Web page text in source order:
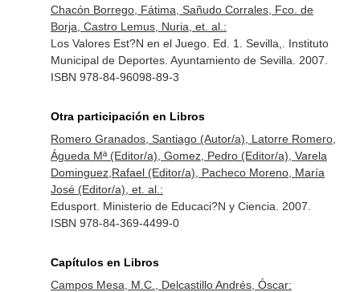
Chacón Borrego, Fátima, Sañudo Corrales, Fco. de
Borja, Castro Lemus, Nuria, et. al.:
Los Valores Est?N en el Juego. Ed. 1. Sevilla,. Instituto
Municipal de Deportes. Ayuntamiento de Sevilla. 2007.
ISBN 978-84-96098-89-3
Otra participación en Libros
Romero Granados, Santiago (Autor/a), Latorre Romero,
Águeda Mª (Editor/a), Gomez, Pedro (Editor/a), Varela
Dominguez,Rafael (Editor/a), Pacheco Moreno, María
José (Editor/a), et. al.:
Edusport. Ministerio de Educaci?N y Ciencia. 2007.
ISBN 978-84-369-4499-0
Capítulos en Libros
Campos Mesa, M.C., Delcastillo Andrés, Óscar: